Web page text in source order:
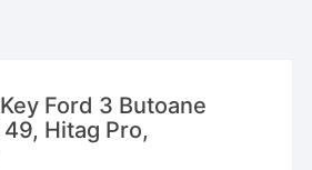
Ford 3 Butoane
Hitag Pro,